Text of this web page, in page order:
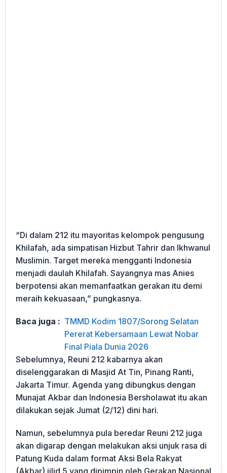
“Di dalam 212 itu mayoritas kelompok pengusung
Khilafah, ada simpatisan Hizbut Tahrir dan Ikhwanul
Muslimin. Target mereka mengganti Indonesia
menjadi daulah Khilafah. Sayangnya mas Anies
berpotensi akan memanfaatkan gerakan itu demi
meraih kekuasaan,” pungkasnya.
Baca juga : TMMD Kodim 1807/Sorong Selatan
Pererat Kebersamaan Lewat Nobar
Final Piala Dunia 2026
Sebelumnya, Reuni 212 kabarnya akan
diselenggarakan di Masjid At Tin, Pinang Ranti,
Jakarta Timur. Agenda yang dibungkus dengan
Munajat Akbar dan Indonesia Bersholawat itu akan
dilakukan sejak Jumat (2/12) dini hari.
Namun, sebelumnya pula beredar Reuni 212 juga
akan digarap dengan melakukan aksi unjuk rasa di
Patung Kuda dalam format Aksi Bela Rakyat